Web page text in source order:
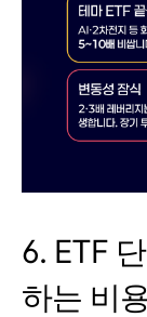
6. ETF
하는 비